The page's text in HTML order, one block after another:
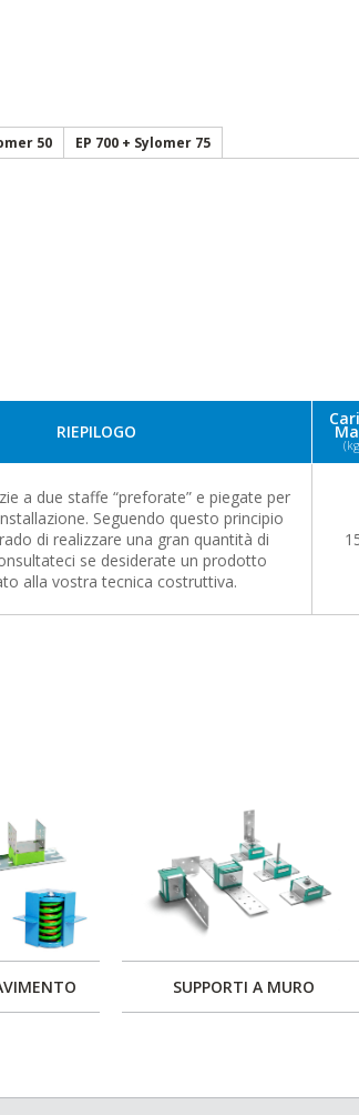
50 EP 700 + Sylomer 75
RIEPILOGO
a due staffe “preforate” e piegate per
Seguendo questo principio
di realizzare una gran quantità di
se desiderate un prodotto
alla vostra tecnica costruttiva.
SUPPORTI A MURO